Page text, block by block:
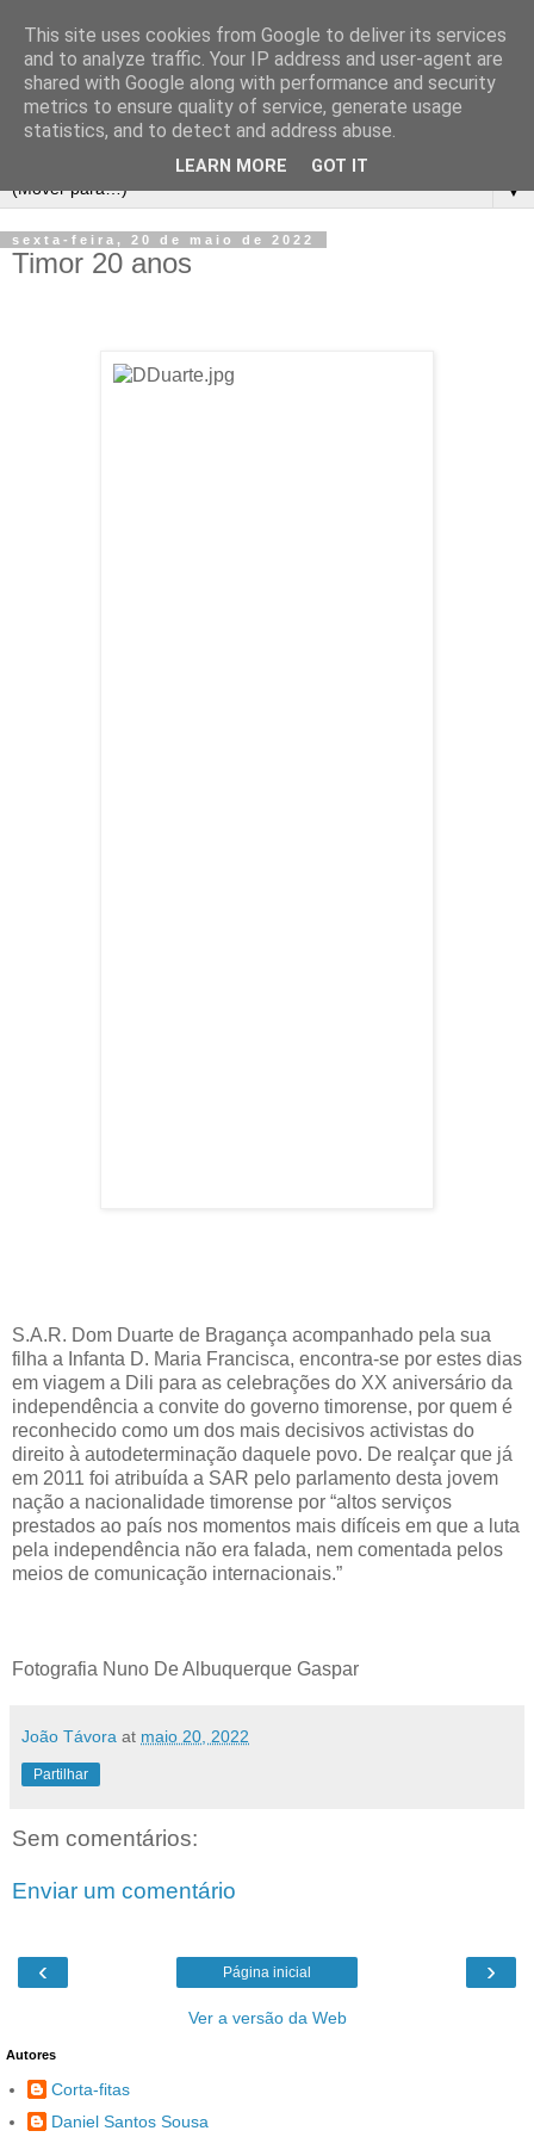
▼
sexta-feira, 20 de maio de 2022
Timor 20 anos
S.A.R. Dom Duarte de Bragança acompanhado pela sua
filha a Infanta D. Maria Francisca, encontra-se por estes dias
em viagem a Dili para as celebrações do XX aniversário da
independência a convite do governo timorense, por quem é
reconhecido como um dos mais decisivos activistas do
direito à autodeterminação daquele povo. De realçar que já
em 2011 foi atribuída a SAR pelo parlamento desta jovem
nação a nacionalidade timorense por “altos serviços
prestados ao país nos momentos mais difíceis em que a luta
pela independência não era falada, nem comentada pelos
meios de comunicação internacionais.”
Fotografia Nuno De Albuquerque Gaspar
João Távora at maio 20, 2022
Partilhar
Sem comentários:
Enviar um comentário
‹ ›
Página inicial
Ver a versão da Web
Autores
Corta-fitas
Daniel Santos Sousa
This site uses cookies from Google to deliver its services
and to analyze traffic. Your IP address and user-agent are
shared with Google along with performance and security
metrics to ensure quality of service, generate usage
statistics, and to detect and address abuse.
LEARN MORE GOT IT